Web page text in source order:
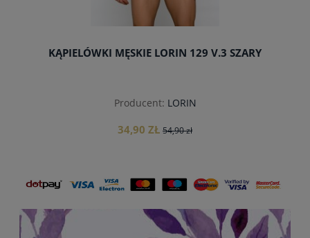
KĄPIELÓWKI MĘSKIE LORIN 129 V.3 SZARY
Producent: LORIN
34,90 ZŁ 54,90 zł
do koszyka